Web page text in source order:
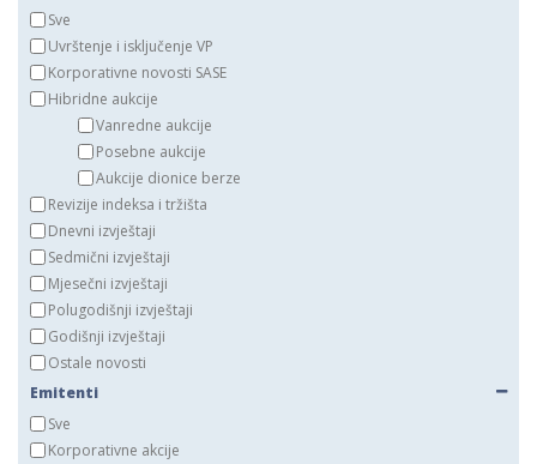
Sve
Uvrštenje i isključenje VP
Korporativne novosti SASE
Hibridne aukcije
Vanredne aukcije
Posebne aukcije
Aukcije dionice berze
Revizije indeksa i tržišta
Dnevni izvještaji
Sedmični izvještaji
Mjesečni izvještaji
Polugodišnji izvještaji
Godišnji izvještaji
Ostale novosti
Emitenti
Sve
Korporativne akcije